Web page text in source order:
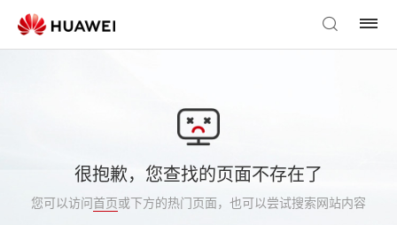
很抱歉，您查找的页面不存在了
您可以访问首页或下方的热门页面，也可以尝试搜索网站内容